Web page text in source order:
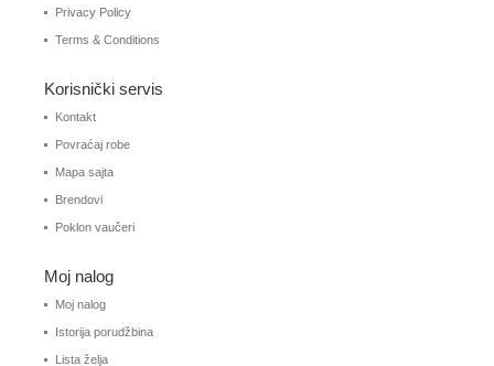
Privacy Policy
Terms & Conditions
Korisnički servis
Kontakt
Povraćaj robe
Mapa sajta
Brendovi
Poklon vaučeri
Moj nalog
Moj nalog
Istorija porudžbina
Lista želja